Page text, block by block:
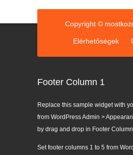
Copyright ©
Elérhetőségek
Footer Column 1
Replace this sample widget with
from WordPress Admin >
by drag and drop in Footer Column
Set footer columns 1 to 5 from